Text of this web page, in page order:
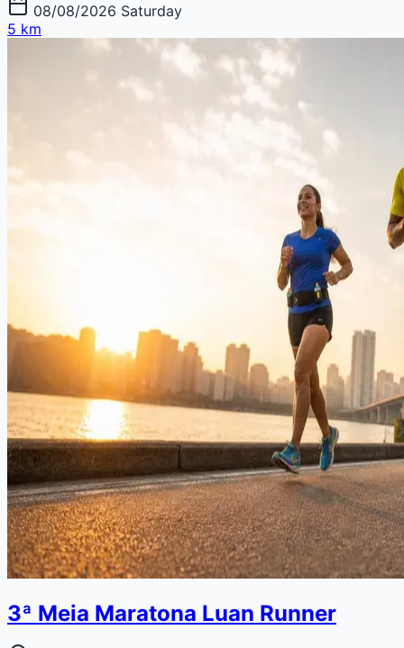
08/08/2026 Saturday
5 km
3ª Meia Maratona Luan Runner